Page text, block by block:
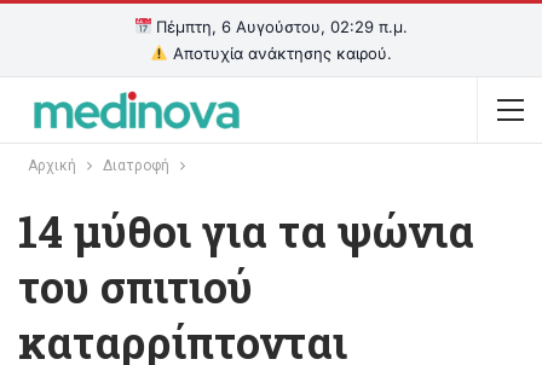
Πέμπτη, 6 Αυγούστου, 02:29 π.μ.
Αποτυχία ανάκτησης καιρού.
Αρχική Διατροφή
14 μύθοι για τα ψώνια
του σπιτιού
καταρρίπτονται